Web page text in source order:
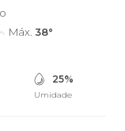
Máx. 38°
25%
Umidade